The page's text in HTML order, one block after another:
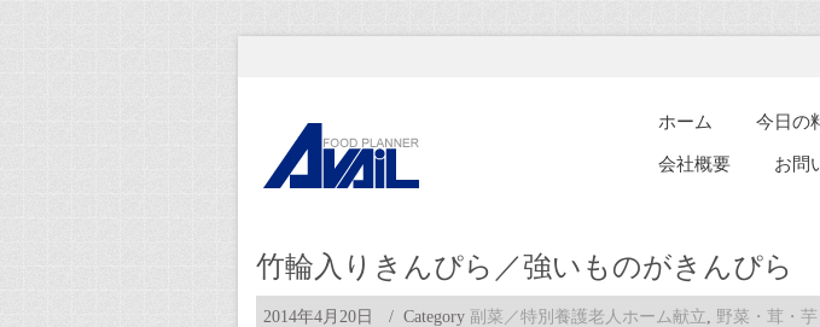
ホーム 今日の
会社概要 お問
竹輪入りきんぴら／強いものがきんぴら
2014年4月20日 / Category 副菜／特別養護老人ホーム献立, 野菜・茸・芋